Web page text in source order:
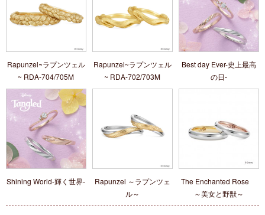
Rapunzel~ラプンツェル
~ RDA-704/705M
Rapunzel~ラプンツェル
~ RDA-702/703M
Best day Ever-史上最高
の日-
Shining World-輝く世界-
Rapunzel ～ラプンツェ
ル～
The Enchanted Rose
～美女と野獣～